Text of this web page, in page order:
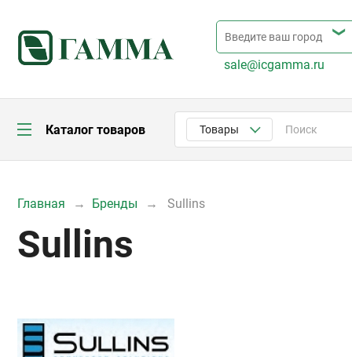
sale@icgamma.ru
Каталог товаров Товары
Главная Бренды Sullins
Sullins